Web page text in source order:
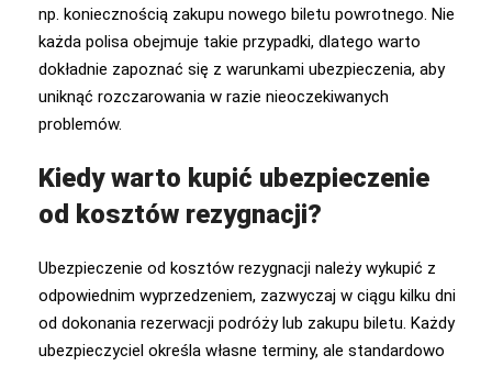
np. koniecznością zakupu nowego biletu powrotnego. Nie
każda polisa obejmuje takie przypadki, dlatego warto
dokładnie zapoznać się z warunkami ubezpieczenia, aby
uniknąć rozczarowania w razie nieoczekiwanych
problemów.
Kiedy warto kupić ubezpieczenie
od kosztów rezygnacji?
Ubezpieczenie od kosztów rezygnacji należy wykupić z
odpowiednim wyprzedzeniem, zazwyczaj w ciągu kilku dni
od dokonania rezerwacji podróży lub zakupu biletu. Każdy
ubezpieczyciel określa własne terminy, ale standardowo